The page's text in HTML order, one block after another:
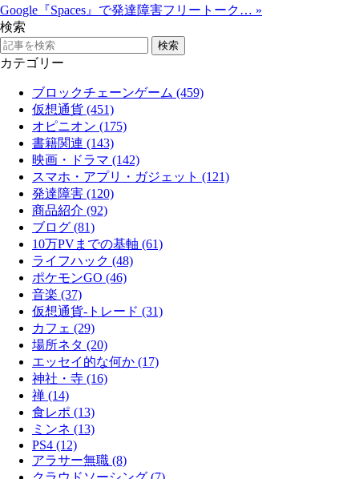
Google『Spaces』で発達障害フリートーク… »
検索
カテゴリー
ブロックチェーンゲーム (459)
仮想通貨 (451)
オピニオン (175)
書籍関連 (143)
映画・ドラマ (142)
スマホ・アプリ・ガジェット (121)
発達障害 (120)
商品紹介 (92)
ブログ (81)
10万PVまでの基軸 (61)
ライフハック (48)
ポケモンGO (46)
音楽 (37)
仮想通貨-トレード (31)
カフェ (29)
場所ネタ (20)
エッセイ的な何か (17)
神社・寺 (16)
禅 (14)
食レポ (13)
ミンネ (13)
PS4 (12)
アラサー無職 (8)